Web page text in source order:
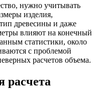
нужно учитывать
изделия,
древесины и даже
влияют на конечный
статистики, около
с проблемой
расчетов объема.
расчета